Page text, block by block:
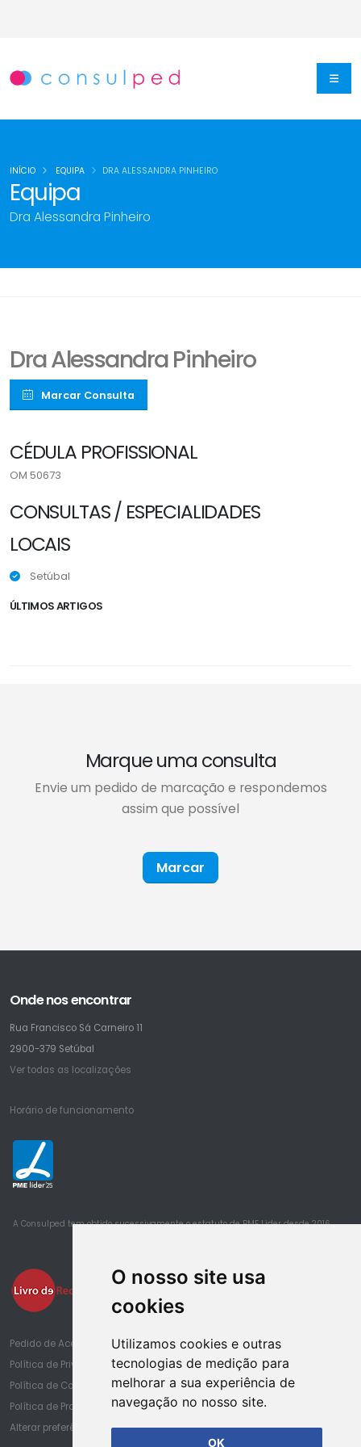
O nosso site usa
cookies
Utilizamos cookies e outras
tecnologias de medição para
melhorar a sua experiência de
navegação no nosso site.
OK
Equipa
Dra Alessandra Pinheiro
INÍCIO EQUIPA DRA ALESSANDRA PINHEIRO
Dra Alessandra Pinheiro
Marcar Consulta
CÉDULA PROFISSIONAL
OM 50673
CONSULTAS / ESPECIALIDADES
LOCAIS
Setúbal
ÚLTIMOS ARTIGOS
Marque uma consulta
Envie um pedido de marcação e respondemos
assim que possível
Marcar
Onde nos encontrar
Rua Francisco Sá Carneiro 11
2900-379 Setúbal
Ver todas as localizações
Horário de funcionamento
25
A Consulped tem obtido sucessivamente o estatuto de PME Lider desde 2016
Pedido de Acesso à Informação de Saúde
Política de Privacidade
Política de Cookies
Política de Proteção de Dados
Alterar preferências de cookies